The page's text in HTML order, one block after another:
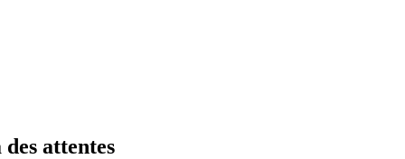
attentes